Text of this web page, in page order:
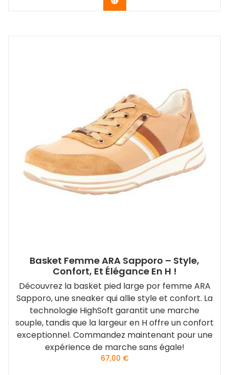
Basket Femme ARA Sapporo – Style,
Confort, Et Élégance En H !
Découvrez la basket pied large por femme ARA
Sapporo, une sneaker qui allie style et confort. La
technologie HighSoft garantit une marche
souple, tandis que la largeur en H offre un confort
exceptionnel. Commandez maintenant pour une
expérience de marche sans égale!
67,00 €